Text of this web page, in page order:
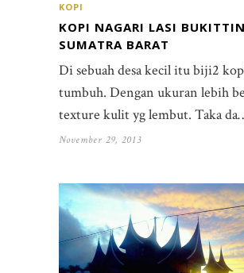
KOPI
KOPI NAGARI LASI
SUMATRA BARAT
Di sebuah desa kecil itu biji2
tumbuh. Dengan ukuran lebih
texture kulit yg lembut. Taka
November 29, 2013